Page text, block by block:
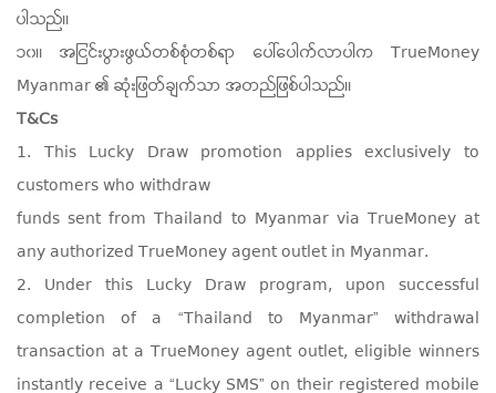
ပါသည်။
၁၀။ အငြင်းပွားဖွယ်တစ်စုံတစ်ရာ ပေါ်ပေါက်လာပါက TrueMoney
Myanmar ၏ ဆုံးဖြတ်ချက်သာ အတည်ဖြစ်ပါသည်။
T&Cs
1. This Lucky Draw promotion applies exclusively to
customers who withdraw
funds sent from Thailand to Myanmar via TrueMoney at
any authorized TrueMoney agent outlet in Myanmar.
2. Under this Lucky Draw program, upon successful
completion of a “Thailand to Myanmar” withdrawal
transaction at a TrueMoney agent outlet, eligible winners
instantly receive a “Lucky SMS” on their registered mobile